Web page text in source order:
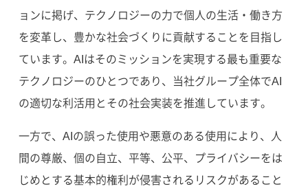
ョンに掲げ、テクノロジーの力で個人の生活・働き方
を変革し、豊かな社会づくりに貢献することを目指し
ています。AIはそのミッションを実現する最も重要な
テクノロジーのひとつであり、当社グループ全体でAI
の適切な利活用とその社会実装を推進しています。
一方で、AIの誤った使用や悪意のある使用により、人
間の尊厳、個の自立、平等、公平、プライバシーをは
じめとする基本的権利が侵害されるリスクがあること